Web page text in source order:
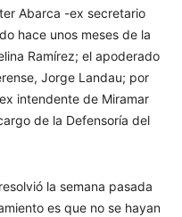
Abarca -ex secretario
hace unos meses de la
Ramírez; el apoderado
Jorge Landau; por
intendente de Miramar
de la Defensoría del
la semana pasada
es que no se hayan